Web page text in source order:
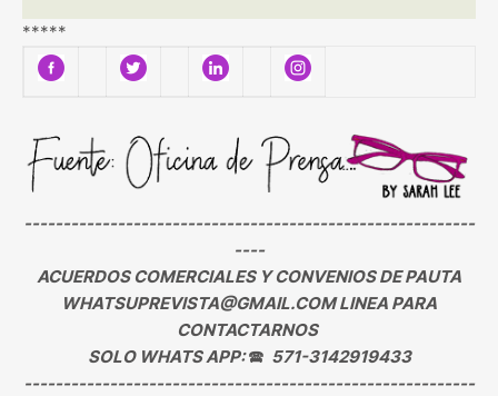
*****
----------------------------------------------------------
----
ACUERDOS COMERCIALES Y CONVENIOS DE PAUTA
WHATSUPREVISTA@GMAIL.COM LINEA PARA
CONTACTARNOS
SOLO WHATS APP:🕿 571-3142919433
----------------------------------------------------------